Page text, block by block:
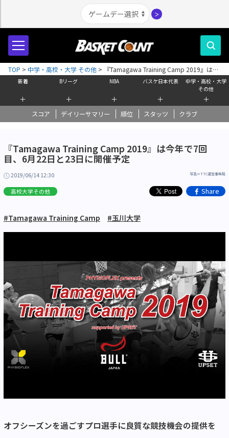
＞
新着
＋
Bリーグ
＋
NBA
＋
バスケ日本代表
＋
中学・高校・大学
その他
＋
スコア デイリーサマリー 順位 スタッツ クラブ
TOP > 中学・高校・大学 その他 >
『Tamagawa Training Camp 2019』は今
年で7回目、6月22日と23日に開催予定
『Tamagawa Training Camp 2019』は今年で7回
目、6月22日と23日に開催予定
2019/06/14 12:30 写真＝TTC運営事務局
高校大学その他 Share
#Tamagawa Training Camp #玉川大学
オフシーズンを過ごすプロ選手に良質な競技機会の提供を